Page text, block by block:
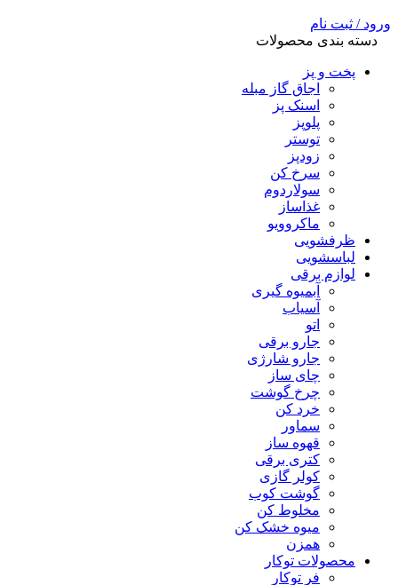
ورود / ثبت نام
دسته بندی محصولات
پخت و پز
اجاق گاز مبله
اسنک پز
پلوپز
توستر
زودپز
سرخ کن
سولاردوم
غذاساز
ماکروویو
ظرفشویی
لباسشویی
لوازم برقی
آبمیوه گیری
آسیاب
اتو
جارو برقی
جارو شارژی
چای ساز
چرخ گوشت
خرد کن
سماور
قهوه ساز
کتری برقی
کولر گازی
گوشت کوب
مخلوط کن
میوه خشک کن
همزن
محصولات توکار
فر توکار